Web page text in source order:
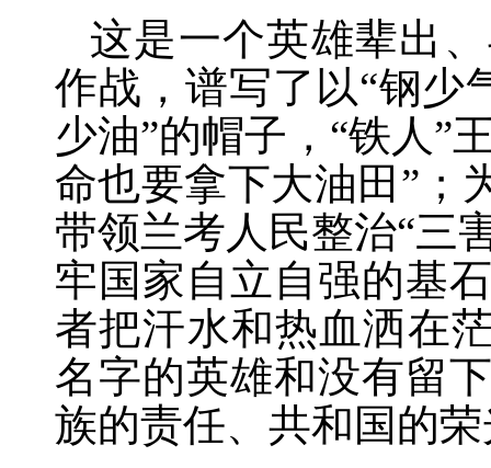
这是一个英雄辈出
作战，谱写了以“钢少
少油”的帽子，“铁人”
命也要拿下大油田”；
带领兰考人民整治“三
牢国家自立自强的基
者把汗水和热血洒在
名字的英雄和没有留
族的责任、共和国的